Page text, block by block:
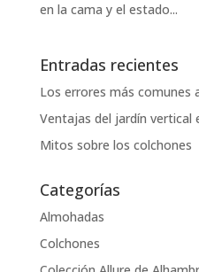
en la cama y el estado...
Entradas recientes
Los errores más comunes
Ventajas del jardín vertical
Mitos sobre los colchones
Categorías
Almohadas
Colchones